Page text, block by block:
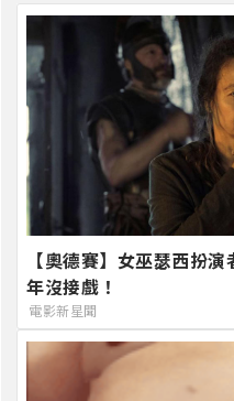
【奧德賽】女巫瑟西扮
年沒接戲！
電影新星聞